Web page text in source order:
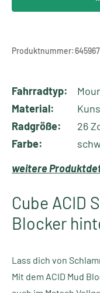
Produktnummer:645967
Fahrradtyp:
Material:
Radgröße:
26
Farbe:
weitere
Cube ACID
Blocker
Lass dich von
Mit dem ACID Mud